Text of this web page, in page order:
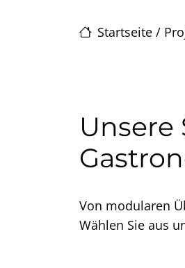
Startseite /
Von modularen
Wählen Sie aus